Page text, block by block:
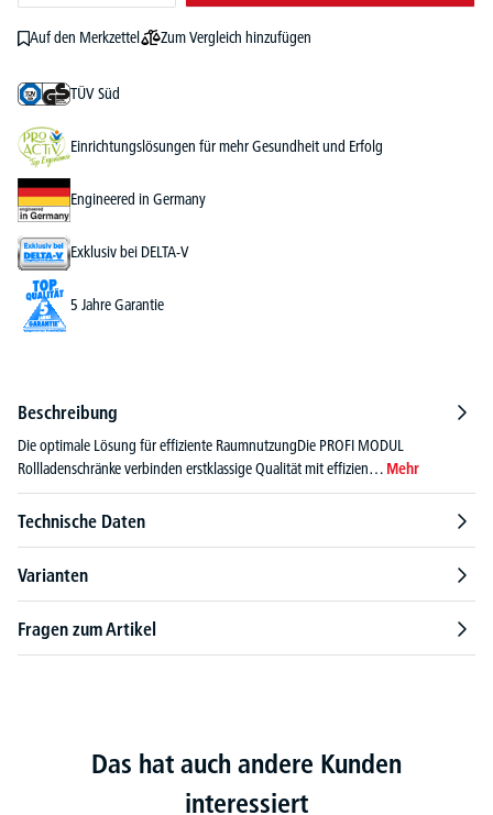
Auf den Merkzettel Zum Vergleich hinzufügen
TÜV Süd
Einrichtungslösungen für mehr Gesundheit und Erfolg
Engineered in Germany
Exklusiv bei DELTA-V
5 Jahre Garantie
Beschreibung
Die optimale Lösung für effiziente RaumnutzungDie PROFI MODUL
Rollladenschränke verbinden erstklassige Qualität mit effizien… Mehr
Technische Daten
Varianten
Fragen zum Artikel
Das hat auch andere Kunden
interessiert